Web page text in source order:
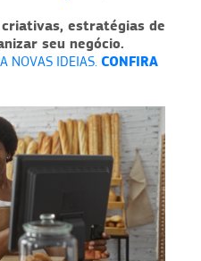
estratégias de
seu negócio.
NOVAS IDEIAS. CONFIRA